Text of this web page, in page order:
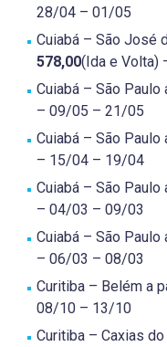
28/04 – 01/05
Cuiabá – São José
578,00(Ida e Volta)
Cuiabá – São Paulo
– 09/05 – 21/05
Cuiabá – São Paulo
– 15/04 – 19/04
Cuiabá – São Paulo
– 04/03 – 09/03
Cuiabá – São Paulo
– 06/03 – 08/03
Curitiba – Belém a
08/10 – 13/10
Curitiba – Caxias